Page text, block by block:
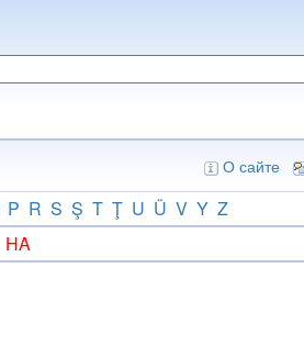
О сайте
P R S Ş T Ţ U Ü V Y Z
HA